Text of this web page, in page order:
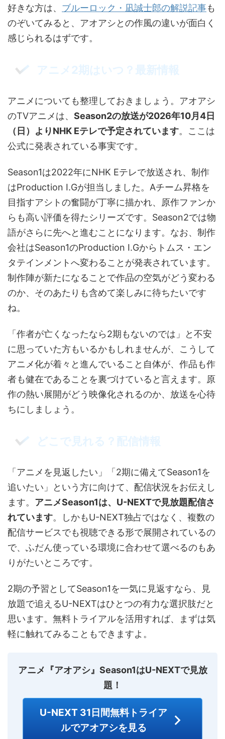
好きな方は、 ブルーロック・凪誠士郎の解説記事も
のぞいてみると、アオアシとの作風の違いが面白く
感じられるはずです。
アニメ2期はいつ？最新情報
アニメについても整理しておきましょう。アオアシ
のTVアニメは、 Season2の放送が2026年10月4日
（日）よりNHK Eテレで予定されています。ここは
公式に発表されている事実です。
Season1は2022年にNHK Eテレで放送され、制作
はProduction I.Gが担当しました。Aチーム昇格を
目指すアシトの奮闘が丁寧に描かれ、原作ファンか
らも高い評価を得たシリーズです。Season2では物
語がさらに先へと進むことになります。なお、制作
会社はSeason1のProduction I.Gからトムス・エン
タテインメントへ変わることが発表されています。
制作陣が新たになることで作品の空気がどう変わる
のか、そのあたりも含めて楽しみに待ちたいです
ね。
「作者が亡くなったなら2期もないのでは」と不安
に思っていた方もいるかもしれませんが、こうして
アニメ化が着々と進んでいること自体が、作品も作
者も健在であることを裏づけていると言えます。原
作の熱い展開がどう映像化されるのか、放送を心待
ちにしましょう。
どこで見れる？配信情報
「アニメを見返したい」「2期に備えてSeason1を
追いたい」という方に向けて、配信状況をお伝えし
ます。 アニメSeason1は、U-NEXTで見放題配信さ
れています。しかもU-NEXT独占ではなく、複数の
配信サービスでも視聴できる形で展開されているの
で、ふだん使っている環境に合わせて選べるのもあ
りがたいところです。
2期の予習としてSeason1を一気に見返すなら、見
放題で追えるU-NEXTはひとつの有力な選択肢だと
思います。無料トライアルを活用すれば、まずは気
軽に触れてみることもできますよ。
アニメ『アオアシ』Season1はU-NEXTで見放
題！
U-NEXT 31日間無料トライア
ルでアオアシを見る